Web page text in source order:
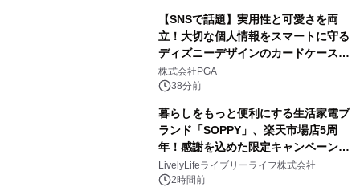
【SNSで話題】実用性と可愛さを両
立！大切な個人情報をスマートに守る
ディズニーデザインのカードケースを
株式会社PGAが8月7日発売
株式会社PGA
38分前
暮らしをもっと便利にする生活家電ブ
ランド「SOPPY」、楽天市場店5周
年！感謝を込めた限定キャンペーンを
8月10日より開催
LivelyLifeライブリーライフ株式会社
2時間前